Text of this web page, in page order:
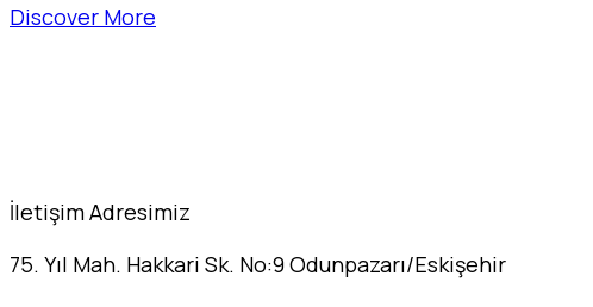
Discover More
İletişim Adresimiz
75. Yıl Mah. Hakkari Sk. No:9 Odunpazarı/Eskişehir